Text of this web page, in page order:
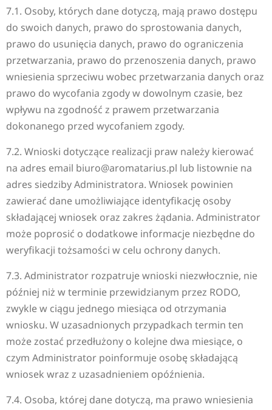
7.1. Osoby, których dane dotyczą, mają prawo dostępu
do swoich danych, prawo do sprostowania danych,
prawo do usunięcia danych, prawo do ograniczenia
przetwarzania, prawo do przenoszenia danych, prawo
wniesienia sprzeciwu wobec przetwarzania danych oraz
prawo do wycofania zgody w dowolnym czasie, bez
wpływu na zgodność z prawem przetwarzania
dokonanego przed wycofaniem zgody.
7.2. Wnioski dotyczące realizacji praw należy kierować
na adres email biuro@aromatarius.pl lub listownie na
adres siedziby Administratora. Wniosek powinien
zawierać dane umożliwiające identyfikację osoby
składającej wniosek oraz zakres żądania. Administrator
może poprosić o dodatkowe informacje niezbędne do
weryfikacji tożsamości w celu ochrony danych.
7.3. Administrator rozpatruje wnioski niezwłocznie, nie
później niż w terminie przewidzianym przez RODO,
zwykle w ciągu jednego miesiąca od otrzymania
wniosku. W uzasadnionych przypadkach termin ten
może zostać przedłużony o kolejne dwa miesiące, o
czym Administrator poinformuje osobę składającą
wniosek wraz z uzasadnieniem opóźnienia.
7.4. Osoba, której dane dotyczą, ma prawo wniesienia